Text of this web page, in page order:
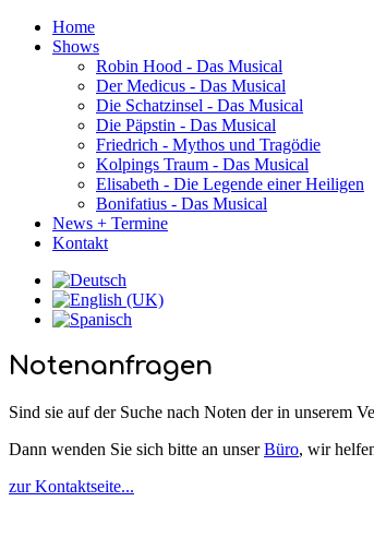
Home
Shows
Robin Hood - Das Musical
Der Medicus - Das Musical
Die Schatzinsel - Das Musical
Die Päpstin - Das Musical
Friedrich - Mythos und Tragödie
Kolpings Traum - Das Musical
Elisabeth - Die Legende einer Heiligen
Bonifatius - Das Musical
News + Termine
Kontakt
Notenanfragen
Sind sie auf der Suche nach Noten der in unserem
Dann wenden Sie sich bitte an unserBüro, wir
zur Kontaktseite...